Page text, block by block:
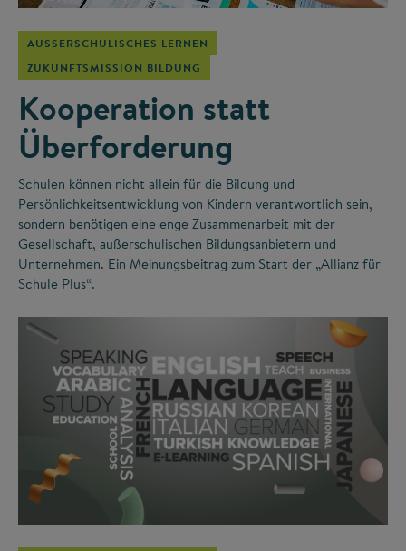
AUSSERSCHULISCHES LERNEN
ZUKUNFTSMISSION BILDUNG
Kooperation statt
Überforderung
Schulen können nicht allein für die Bildung und
Persönlichkeitsentwicklung von Kindern verantwortlich sein,
sondern benötigen eine enge Zusammenarbeit mit der
Gesellschaft, außerschulischen Bildungsanbietern und
Unternehmen. Ein Meinungsbeitrag zum Start der „Allianz für
Schule Plus“.